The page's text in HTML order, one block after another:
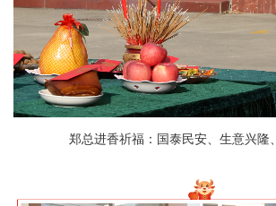
郑总进香祈福：国泰民安、生意兴隆